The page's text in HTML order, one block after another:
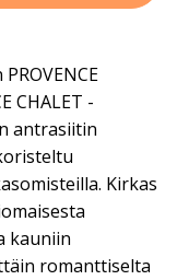
CHALET -
antrasiitin
Kirkas
kauniin
romanttiselta